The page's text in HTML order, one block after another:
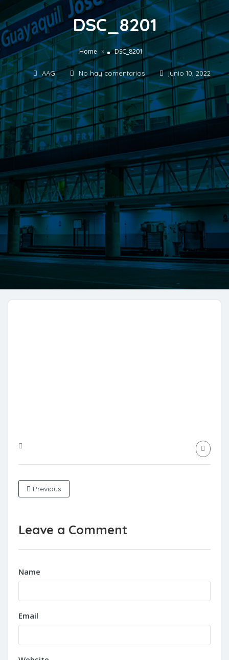
DSC_8201
Home » DSC_8201
AAG No hay comentarios junio 10, 2022
Previous
Leave a Comment
Name
Email